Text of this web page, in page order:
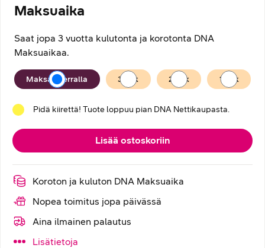
Maksuaika
Saat jopa 3 vuotta kulutonta ja korotonta DNA
Maksuaikaa.
Maksuaika
Maksan kerralla 36 kk 24 kk 12 kk
Pidä kiirettä! Tuote loppuu pian DNA Nettikaupasta.
Lisää ostoskoriin
Koroton ja kuluton DNA Maksuaika
Nopea toimitus jopa päivässä
Aina ilmainen palautus
Lisätietoja